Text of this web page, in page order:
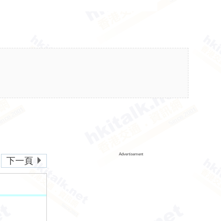
下一頁
Advertisement